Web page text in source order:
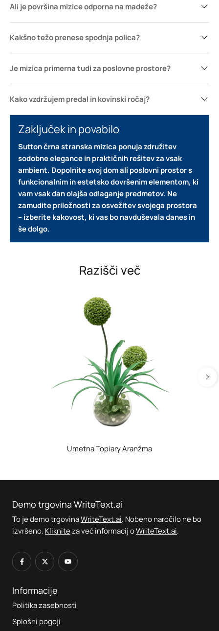
Ali je površina mizice odporna na madeže?
Kakšno težo prenese spodnja polica?
Je mizica primerna tudi za poslovne prostore?
Kako vzdržujem predal in kovinski ročaj?
Zaključek in povabilo
Sutton črna stranska mizica ponuja združitev
sodobne elegance in praktičnih rešitev za vsak
ambient. Dopolnite svoj dom ali poslovni prostor s
funkcionalnim in estetsko dovršenim elementom, ki
vam vsak dan olajša odlaganje predmetov. Ne
zamudite priložnosti za osvežitev svojega prostora
– izberite kakovost, ki vas bo navduševala danes in
še dolgo.
Razišči več
Umetna Topiary Aranžma
Demo trgovina WriteText.ai
To je demo trgovinaWriteText.ai. Nobeno naročilo ne bo
izvršeno. Klikniteza več informacij oWriteText.ai.
Informacije
Politika zasebnosti
Splošni pogoji